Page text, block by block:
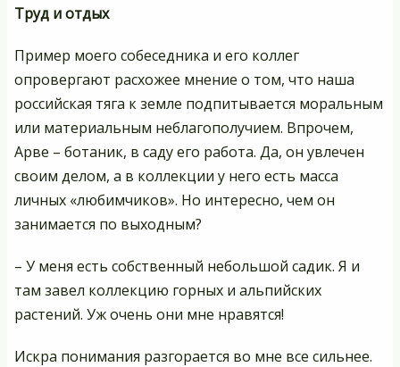
Труд и отдых
Пример моего собеседника и его коллег
опровергают расхожее мнение о том, что наша
российская тяга к земле подпитывается моральным
или материальным неблагополучием. Впрочем,
Арве – ботаник, в саду его работа. Да, он увлечен
своим делом, а в коллекции у него есть масса
личных «любимчиков». Но интересно, чем он
занимается по выходным?
– У меня есть собственный небольшой садик. Я и
там завел коллекцию горных и альпийских
растений. Уж очень они мне нравятся!
Искра понимания разгорается во мне все сильнее.